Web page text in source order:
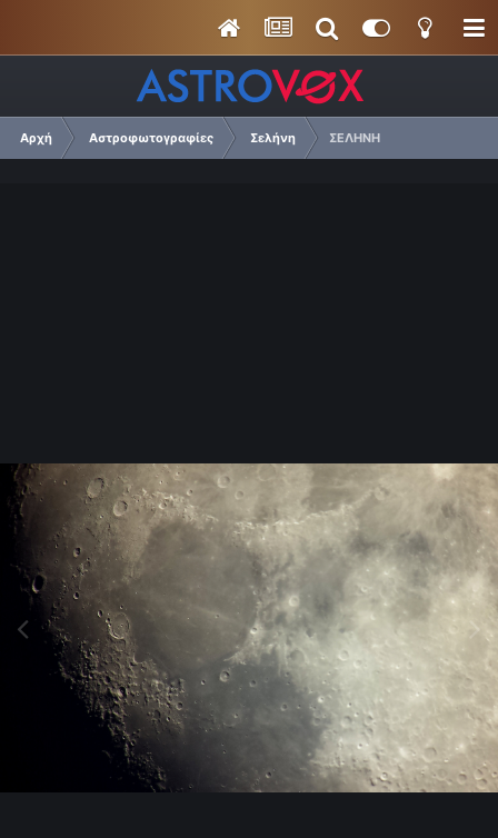
Αρχή Αστροφωτογραφίες Σελήνη ΣΕΛΗΝΗ